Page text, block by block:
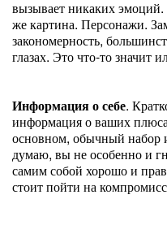
вызывает никаких эмоций.
же картина. Персонажи.
закономерность,
глазах. Это что-то значит
Информация о себе.
информация о ваших
основном, обычный
думаю, вы не особенно и
самим собой хорошо и
стоит пойти на